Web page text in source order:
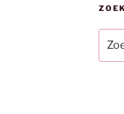
naar: